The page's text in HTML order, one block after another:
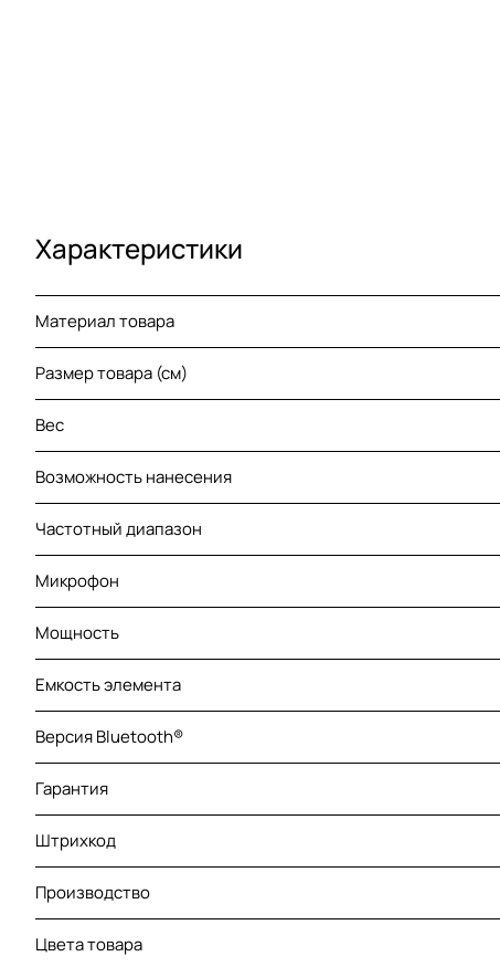
Характеристики
Материал товара
Размер товара (см)
Вес
Возможность нанесения
Частотный диапазон
Микрофон
Мощность
Емкость элемента
Версия Bluetooth®
Гарантия
Штрихкод
Производство
Цвета товара